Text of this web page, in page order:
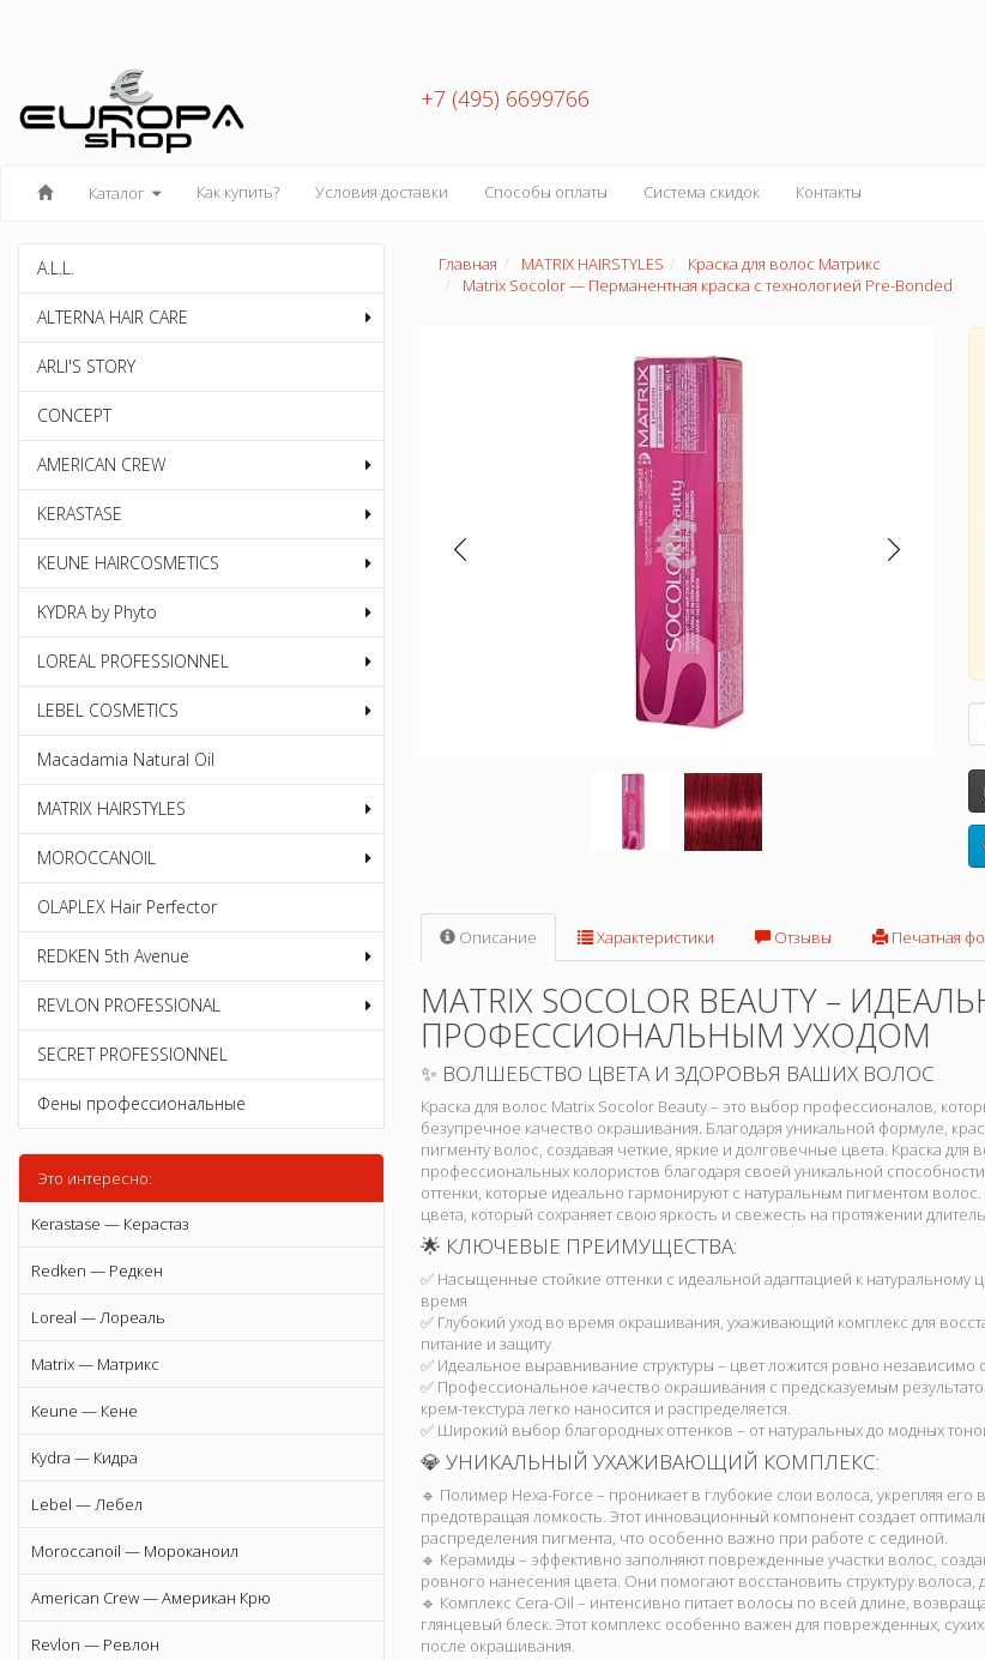
+7 (495) 6699766
Каталог Как купить? Условия доставки Способы оплаты Система скидок Контакты
A.L.L.
ALTERNA HAIR CARE
ARLI'S STORY
CONCEPT
AMERICAN CREW
KERASTASE
KEUNE HAIRCOSMETICS
KYDRA by Phyto
LOREAL PROFESSIONNEL
LEBEL COSMETICS
Macadamia Natural Oil
MATRIX HAIRSTYLES
MOROCCANOIL
OLAPLEX Hair Perfector
REDKEN 5th Avenue
REVLON PROFESSIONAL
SECRET PROFESSIONNEL
Фены профессиональные
Это интересно:
Kerastase — Керастаз
Redken — Редкен
Loreal — Лореаль
Matrix — Матрикс
Keune — Кене
Kydra — Кидра
Lebel — Лебел
Moroccanoil — Мороканоил
American Crew — Американ Крю
Revlon — Ревлон
Главная MATRIX HAIRSTYLES
Краска для волос Матрикс
Matrix Socolor — Перманентная краска с технологией Pre-Bonded
Описание Характеристики Отзывы Печатная
MATRIX SOCOLOR BEAUTY –
ПРОФЕССИОНАЛЬНЫМ УХОДОМ
✨ ВОЛШЕБСТВО ЦВЕТА И ЗДОРОВЬЯ ВАШИХ ВОЛОС
Краска для волос Matrix Socolor Beauty – это выбор профессионалов,
безупречное качество окрашивания. Благодаря уникальной формуле,
пигменту волос, создавая четкие, яркие и долговечные цвета. Краска
профессиональных колористов благодаря своей уникальной
оттенки, которые идеально гармонируют с натуральным пигментом
цвета, который сохраняет свою яркость и свежесть на протяжении
🌟 КЛЮЧЕВЫЕ ПРЕИМУЩЕСТВА:
✅ Насыщенные стойкие оттенки с идеальной адаптацией к натуральному
время
✅ Глубокий уход во время окрашивания, ухаживающий комплекс для
питание и защиту
✅ Идеальное выравнивание структуры – цвет ложится ровно независимо
✅ Профессиональное качество окрашивания с предсказуемым
крем-текстура легко наносится и распределяется.
✅ Широкий выбор благородных оттенков – от натуральных до модных
💎 УНИКАЛЬНЫЙ УХАЖИВАЮЩИЙ КОМПЛЕКС:
🔹 Полимер Hexa-Force – проникает в глубокие слои волоса, укрепляя его
предотвращая ломкость. Этот инновационный компонент создает
распределения пигмента, что особенно важно при работе с сединой.
🔹 Керамиды – эффективно заполняют поврежденные участки волос,
ровного нанесения цвета. Они помогают восстановить структуру
🔹 Комплекс Cera-Oil – интенсивно питает волосы по всей длине,
глянцевый блеск. Этот комплекс особенно важен для поврежденных,
после окрашивания.